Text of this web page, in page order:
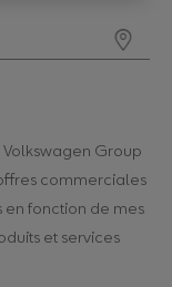
Group
commerciales
en fonction de mes
et services